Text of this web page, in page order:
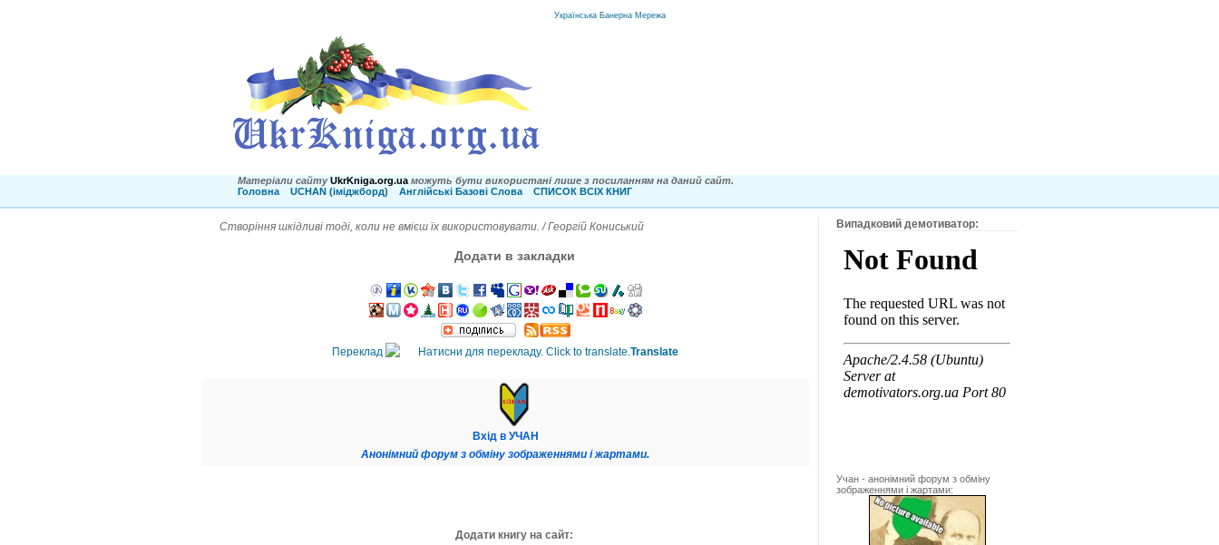
Українська Банерна Мережа
Матеріали сайту UkrKniga.org.ua можуть бути використані лише з посиланням на даний сайт.
Головна
UCHAN (іміджборд) Англійські Базові Слова СПИСОК ВСІХ КНИГ
Створіння шкідливі тоді, коли не вмієш їх використовувати. / Георгій Кониський
Додати в закладки
Переклад Translate
Вхід в УЧАН
Анонімний форум з обміну зображеннями і жартами.
Додати книгу на сайт:
Випадковий демотиватор:
Учан - анонімний форум з обміну
зображеннями і жартами: